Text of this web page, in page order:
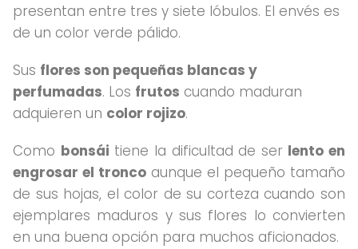
presentan entre tres y siete lóbulos. El envés es
de un color verde pálido.
Sus flores son pequeñas blancas y
perfumadas. Los frutos cuando maduran
adquieren un color rojizo.
Como bonsái tiene la dificultad de ser lento en
engrosar el tronco aunque el pequeño tamaño
de sus hojas, el color de su corteza cuando son
ejemplares maduros y sus flores lo convierten
en una buena opción para muchos aficionados.